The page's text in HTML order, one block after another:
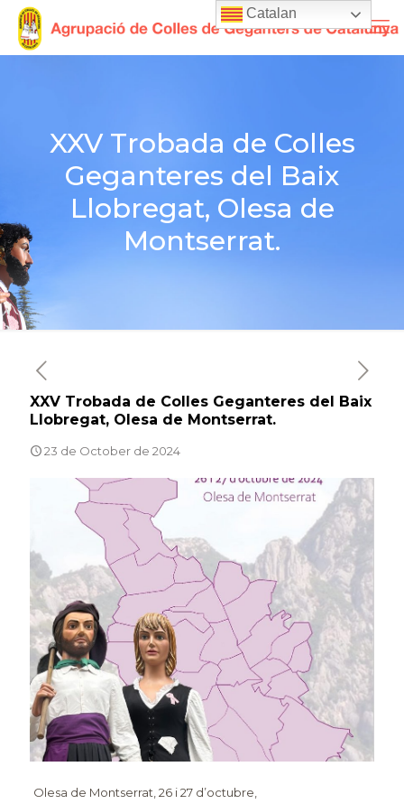
XXV Trobada de Colles
Geganteres del Baix
Llobregat, Olesa de
Montserrat.
XXV Trobada de Colles Geganteres del Baix
Llobregat, Olesa de Montserrat.
23 de October de 2024
Olesa de Montserrat, 26 i 27 d’octubre,
Catalan